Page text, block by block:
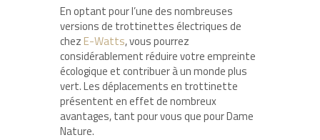
En optant pour l’une des nombreuses
versions de trottinettes électriques de
chez E-Watts, vous pourrez
considérablement réduire votre empreinte
écologique et contribuer à un monde plus
vert. Les déplacements en trottinette
présentent en effet de nombreux
avantages, tant pour vous que pour Dame
Nature.